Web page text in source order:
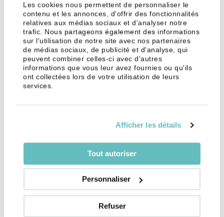
Les cookies nous permettent de personnaliser le
contenu et les annonces, d'offrir des fonctionnalités
relatives aux médias sociaux et d'analyser notre
trafic. Nous partageons également des informations
sur l'utilisation de notre site avec nos partenaires
de médias sociaux, de publicité et d'analyse, qui
peuvent combiner celles-ci avec d'autres
informations que vous leur avez fournies ou qu'ils
ont collectées lors de votre utilisation de leurs
services.
Afficher les détails
Tout autoriser
Personnaliser
Refuser
Les cas de prise en charge sont vastes, il peut s’agir
d’une concurrence déloyale, de l’augmentation
abusive du loyer ou encore d’une collaboratrice qui
refuse son licenciement.
Un choix vaste et des écarts de coûts
Votre décision est prise, vous souhaitez souscrire à
la protection juridique. Les compagnies d’assurance
sont nombreuses et proposent des contrats plus ou
moins onéreux et opaques. Nous avons choisi de
comparer Generali et Dextra sur certains points, non